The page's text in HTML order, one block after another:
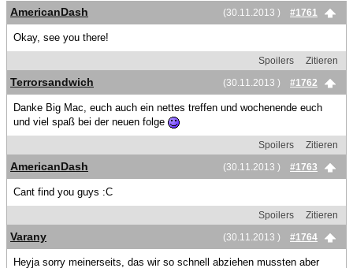
(30.11.2013 ) #1761
AmericanDash
Okay, see you there!
Spoilers
Zitieren
(30.11.2013 )
#1762
Terrorsandwich
Danke Big Mac, euch auch ein nettes treffen und wochenende euch
und viel spaß bei der neuen folge
Spoilers
Zitieren
(30.11.2013 )
#1763
AmericanDash
Cant find you guys :C
Spoilers
Zitieren
(30.11.2013 )
#1764
Varany
Heyja sorry meinerseits, das wir so schnell abziehen mussten aber